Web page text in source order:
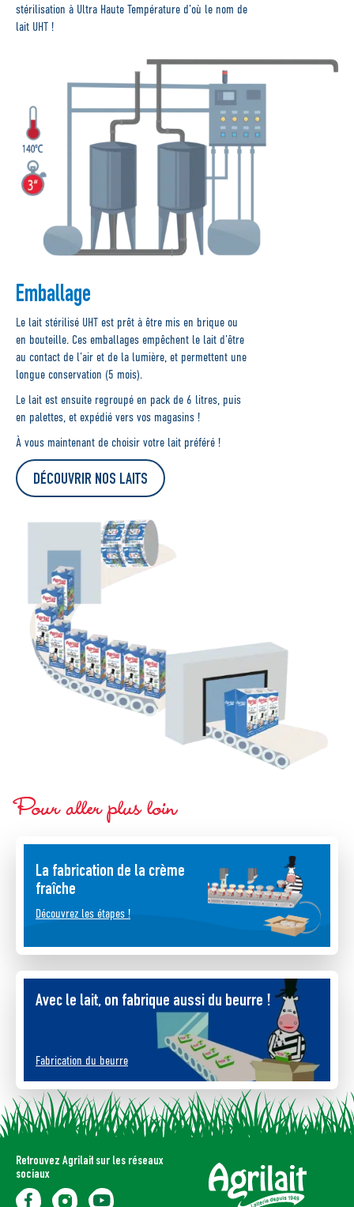
stérilisation à Ultra Haute Température d’où le nom de
lait UHT !
Emballage
Le lait stérilisé UHT est prêt à être mis en brique ou
en bouteille. Ces emballages empêchent le lait d’être
au contact de l’air et de la lumière, et permettent une
longue conservation (5 mois).
Le lait est ensuite regroupé en pack de 6 litres, puis
en palettes, et expédié vers vos magasins !
À vous maintenant de choisir votre lait préféré !
DÉCOUVRIR NOS LAITS
Pour aller plus loin
La fabrication de la crème
fraîche
Découvrez les étapes !
Avec le lait, on fabrique aussi du beurre !
Fabrication du beurre
Retrouvez Agrilait sur les réseaux
sociaux